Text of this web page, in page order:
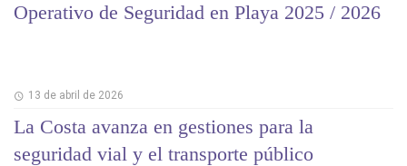
Operativo de Seguridad en Playa 2025 / 2026
13 de abril de 2026
La Costa avanza en gestiones para la
seguridad vial y el transporte público